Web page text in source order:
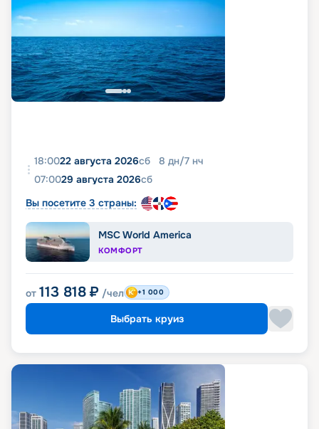
18:0022 августа 2026сб 8 дн/7 нч
07:0029 августа 2026сб
Вы посетите 3 страны:
MSC World America
КОМФОРТ
от 113 818 ₽ /чел +1 000
Выбрать круиз